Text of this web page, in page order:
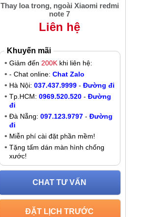
Thay loa trong, ngoài Xiaomi redmi
note 7
Liên hệ
Khuyến mãi
Giảm đến 200Kkhi liên hệ:
- Chat online: Chat Zalo
Hà Nội: 037.437.9999- Đường đi
Tp.HCM: 0969.520.520- Đường
đi
Đà Nẵng: 097.123.9797- Đường
đi
Miễn phí cài đặt phần mềm!
Tặng tấm dán màn hình chống
xước!
CHAT TƯ VẤN
ĐẶT LỊCH TRƯỚC